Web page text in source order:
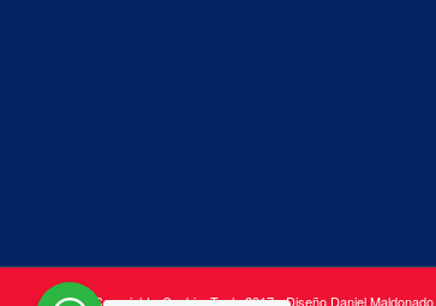
© Copyright - CookingTools 2017 - Diseño Daniel Maldonado